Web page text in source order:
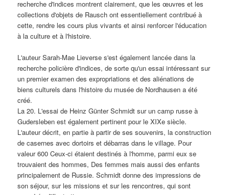
recherche d'indices montrent clairement, que les œuvres et les
collections d'objets de Rausch ont essentiellement contribué à
cette, rendre les cours plus vivants et ainsi renforcer l'éducation
à la culture et à l'histoire.
L'auteur Sarah-Mae Lieverse s'est également lancée dans la
recherche policière d'indices, de sorte qu'un essai intéressant sur
un premier examen des expropriations et des aliénations de
biens culturels dans l'histoire du musée de Nordhausen a été
créé.
La 20. L'essai de Heinz Günter Schmidt sur un camp russe à
Gudersleben est également pertinent pour le XIXe siècle.
L'auteur décrit, en partie à partir de ses souvenirs, la construction
de casernes avec dortoirs et débarras dans le village. Pour
valeur 600 Ceux-ci étaient destinés à l'homme, parmi eux se
trouvaient des hommes, Des femmes mais aussi des enfants
principalement de Russie. Schmidt donne des impressions de
son séjour, sur les missions et sur les rencontres, qui sont